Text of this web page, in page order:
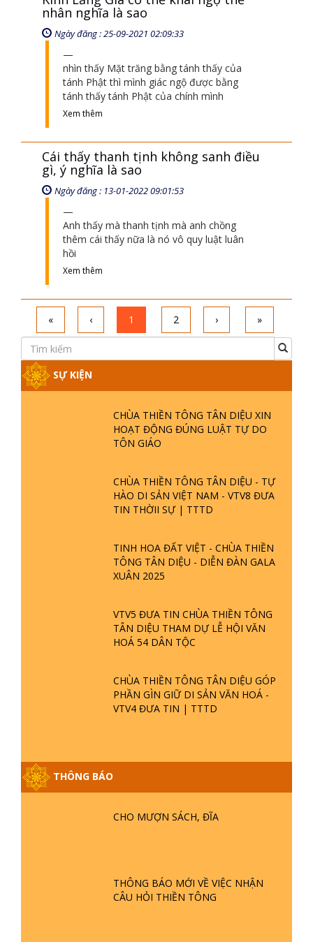
nhân nghĩa là sao
Ngày đăng : 25-09-2021 02:09:33
nhìn thấy Mặt trăng bằng tánh thấy của
tánh Phật thì mình giác ngộ được bằng
tánh thấy tánh Phật của chính mình
Xem thêm
Cái thấy thanh tịnh không sanh điều
gì, ý nghĩa là sao
Ngày đăng : 13-01-2022 09:01:53
Anh thấy mà thanh tịnh mà anh chồng
thêm cái thấy nữa là nó vô quy luật luân
hồi
Xem thêm
« ‹ 1 2 › »
SỰ KIỆN
CHÙA THIỀN TÔNG TÂN DIỆU XIN
HOẠT ĐỘNG ĐÚNG LUẬT TỰ DO
TÔN GIÁO
CHÙA THIỀN TÔNG TÂN DIỆU - TỰ
HÀO DI SẢN VIỆT NAM - VTV8 ĐƯA
TIN THỜII SỰ | TTTD
TINH HOA ĐẤT VIỆT - CHÙA THIỀN
TÔNG TÂN DIỆU - DIỄN ĐÀN GALA
XUÂN 2025
VTV5 ĐƯA TIN CHÙA THIỀN TÔNG
TÂN DIỆU THAM DỰ LỄ HỘI VĂN
HOÁ 54 DÂN TỘC
CHÙA THIỀN TÔNG TÂN DIỆU GÓP
PHẦN GÌN GIỮ DI SẢN VĂN HOÁ -
VTV4 ĐƯA TIN | TTTD
THÔNG BÁO
CHO MƯỢN SÁCH, ĐĨA
THÔNG BÁO MỚI VỀ VIỆC NHẬN
CÂU HỎI THIỀN TÔNG
GIẢI ĐÁP ĐẶC BIỆT P25 - SUỐT 49
NĂM PHẬT KHÔNG NÓI? HỘI LONG
TTTD